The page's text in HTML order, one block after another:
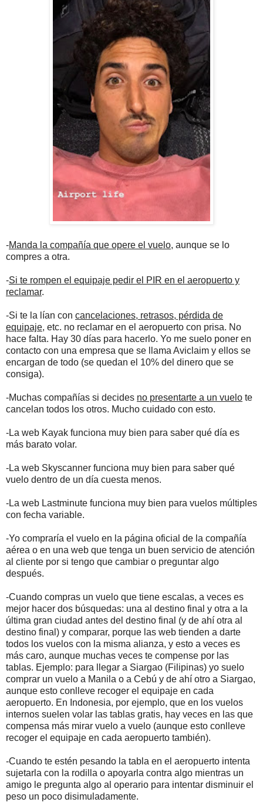
-Manda la compañía que opere el vuelo, aunque se lo
compres a otra.
-Si te rompen el equipaje pedir el PIR en el aeropuerto y
reclamar.
-Si te la lían con cancelaciones, retrasos, pérdida de
equipaje, etc. no reclamar en el aeropuerto con prisa. No
hace falta. Hay 30 días para hacerlo. Yo me suelo poner en
contacto con una empresa que se llama Aviclaim y ellos se
encargan de todo (se quedan el 10% del dinero que se
consiga).
-Muchas compañías si decides no presentarte a un vuelo te
cancelan todos los otros. Mucho cuidado con esto.
-La web Kayak funciona muy bien para saber qué día es
más barato volar.
-La web Skyscanner funciona muy bien para saber qué
vuelo dentro de un día cuesta menos.
-La web Lastminute funciona muy bien para vuelos múltiples
con fecha variable.
-Yo compraría el vuelo en la página oficial de la compañía
aérea o en una web que tenga un buen servicio de atención
al cliente por si tengo que cambiar o preguntar algo
después.
-Cuando compras un vuelo que tiene escalas, a veces es
mejor hacer dos búsquedas: una al destino final y otra a la
última gran ciudad antes del destino final (y de ahí otra al
destino final) y comparar, porque las web tienden a darte
todos los vuelos con la misma alianza, y esto a veces es
más caro, aunque muchas veces te compense por las
tablas. Ejemplo: para llegar a Siargao (Filipinas) yo suelo
comprar un vuelo a Manila o a Cebú y de ahí otro a Siargao,
aunque esto conlleve recoger el equipaje en cada
aeropuerto. En Indonesia, por ejemplo, que en los vuelos
internos suelen volar las tablas gratis, hay veces en las que
compensa más mirar vuelo a vuelo (aunque esto conlleve
recoger el equipaje en cada aeropuerto también).
-Cuando te estén pesando la tabla en el aeropuerto intenta
sujetarla con la rodilla o apoyarla contra algo mientras un
amigo le pregunta algo al operario para intentar disminuir el
peso un poco disimuladamente.